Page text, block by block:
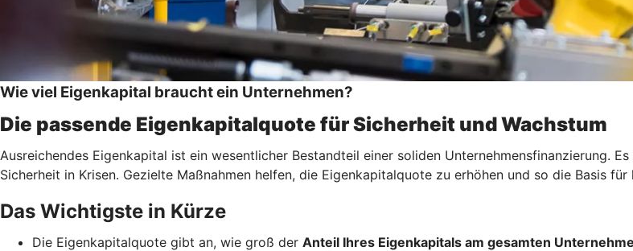
Wie viel Eigenkapital braucht ein Unternehmen?
Die passende Eigenkapitalquote für Sicherheit und Wachstum
Ausreichendes Eigenkapital ist ein wesentlicher Bestandteil einer soliden Unternehmensfinanzierung.
Sicherheit in Krisen. Gezielte Maßnahmen helfen, die Eigenkapitalquote zu erhöhen und so die Basis
Das Wichtigste in Kürze
Die Eigenkapitalquote gibt an, wie groß der Anteil Ihres Eigenkapitals am gesamten